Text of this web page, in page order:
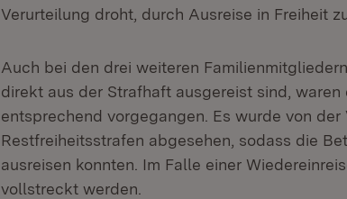
Verurteilung droht, durch Ausreise in Freiheit
Auch bei den drei weiteren
direkt aus der Strafhaft ausgereist sind,
entsprechend vorgegangen. Es wurde von
Restfreiheitsstrafen abgesehen, sodass die
ausreisen konnten. Im Falle einer
vollstreckt werden.